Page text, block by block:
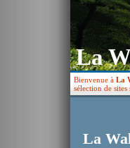
La
Bienvenue à La
sélection de sites
La